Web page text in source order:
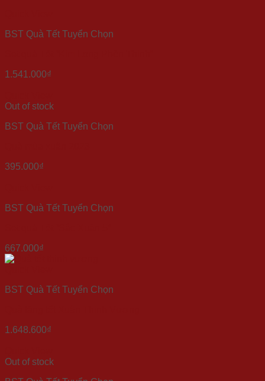
BST Quà Tết Tuyển Chọn
1.541.000₫
Out of stock
BST Quà Tết Tuyển Chọn
395.000₫
BST Quà Tết Tuyển Chọn
667.000₫
BST Quà Tết Tuyển Chọn
1.648.600₫
Out of stock